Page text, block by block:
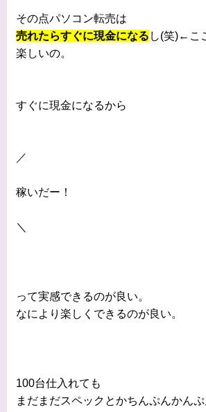
その点パソコン転売は
売れたらすぐに現金になる し(笑)←こ
楽しいの。
すぐに現金になるから
／
稼いだー！
＼
って実感できるのが良い。
なにより楽しくできるのが良い。
100台仕入れても
まだまだスペックとかちんぷんかん